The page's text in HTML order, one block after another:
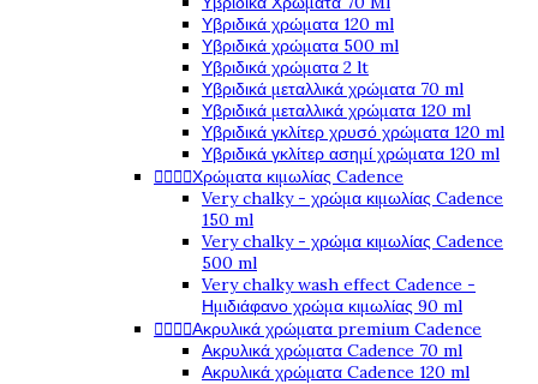
Υβριδικά χρώματα 120 ml
Υβριδικά χρώματα 500 ml
Υβριδικά χρώματα 2 lt
Υβριδικά μεταλλικά χρώματα 70 ml
Υβριδικά μεταλλικά χρώματα 120 ml
Υβριδικά γκλίτερ χρυσό χρώματα 120 ml
Υβριδικά γκλίτερ ασημί χρώματα 120 ml
Χρώματα κιμωλίας Cadence
Very chalky - χρώμα κιμωλίας Cadence
150 ml
Very chalky - χρώμα κιμωλίας Cadence
500 ml
Very chalky wash effect Cadence -
Ημιδιάφανο χρώμα κιμωλίας 90 ml
Ακρυλικά χρώματα premium Cadence
Ακρυλικά χρώματα Cadence 70 ml
Ακρυλικά χρώματα Cadence 120 ml